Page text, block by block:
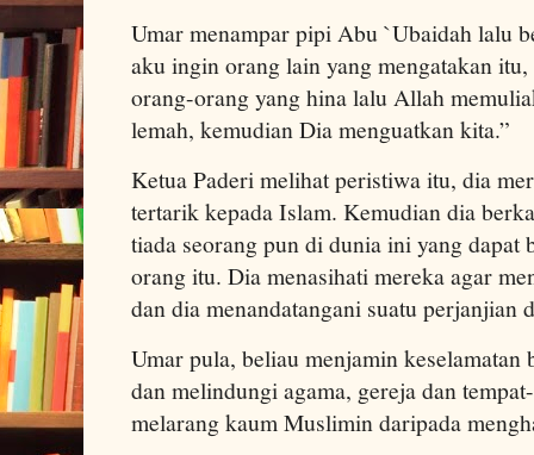
Umar menampar pipi Abu `Ubaidah lalu
aku ingin orang lain yang mengatakan
orang-orang yang hina lalu Allah
lemah, kemudian Dia menguatkan kita.”
Ketua Paderi melihat peristiwa itu, dia
tertarik kepada Islam. Kemudian dia
tiada seorang pun di dunia ini yang dapat
orang itu. Dia menasihati mereka agar
dan dia menandatangani suatu perjanjian
Umar pula, beliau menjamin
dan melindungi agama, gereja dan
melarang kaum Muslimin daripada